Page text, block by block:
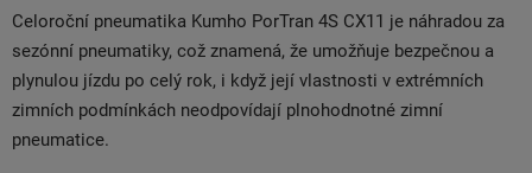
Celoroční pneumatika Kumho PorTran 4S CX11 je náhradou za
sezónní pneumatiky, což znamená, že umožňuje bezpečnou a
plynulou jízdu po celý rok, i když její vlastnosti v extrémních
zimních podmínkách neodpovídají plnohodnotné zimní
pneumatice.